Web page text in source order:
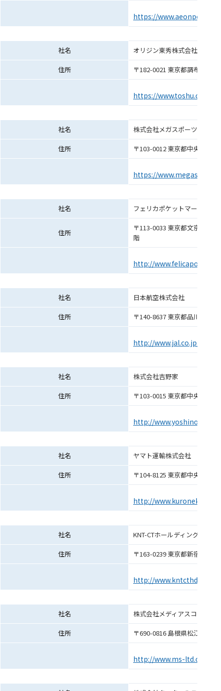
https://
社名 オリジン東秀株式会社
住所 〒182-0021 東京都調布市調
https://www.toshu.co.jp/
社名 株式会社メガスポーツ
住所 〒103-0012 東京都中央区日
https://
社名 フェリカポケットマーケティ
住所
〒113-0033 東京都文京区本
階
http://
社名 日本航空株式会社
住所 〒140-8637 東京都品川区東
http://www.jal.co.jp/
社名 株式会社吉野家
住所 〒103-0015 東京都中央区日
http://
社名 ヤマト運輸株式会社
住所 〒104-8125 東京都中央区銀
http://
社名 KNT-CTホールディングス株式
住所 〒163-0239 東京都新宿区西
http://www.kntcthd.co.jp/
社名 株式会社メディアスコープ
住所 〒690-0816 島根県松江市北
http://www.ms-ltd.co.jp/